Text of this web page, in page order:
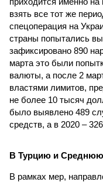
взять все тот же
спецоперация на
страны попытались
зафиксировано 890
марта это были
валюты, а после 2
властями лимитов,
не более 10 тысяч
было выявлено 489
средств, а в 2020 –
В Турцию и
В рамках мер,